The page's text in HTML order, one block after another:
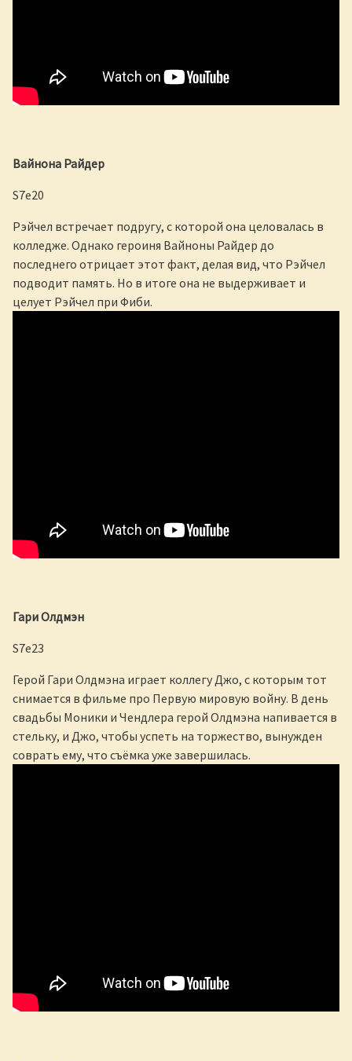
Вайнона Райдер
S7e20
Рэйчел встречает подругу, с которой она целовалась в
колледже. Однако героиня Вайноны Райдер до
последнего отрицает этот факт, делая вид, что Рэйчел
подводит память. Но в итоге она не выдерживает и
целует Рэйчел при Фиби.
Гари Олдмэн
S7e23
Герой Гари Олдмэна играет коллегу Джо, с которым тот
снимается в фильме про Первую мировую войну. В день
свадьбы Моники и Чендлера герой Олдмэна напивается в
стельку, и Джо, чтобы успеть на торжество, вынужден
соврать ему, что съёмка уже завершилась.